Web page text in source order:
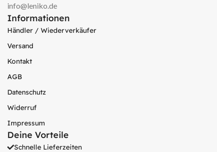
info@leniko.de
Informationen
Händler / Wiederverkäufer
Versand
Kontakt
AGB
Datenschutz
Widerruf
Impressum
Deine Vorteile
Schnelle Lieferzeiten